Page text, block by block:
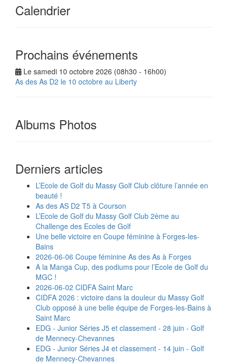
Calendrier
Prochains événements
Le samedi 10 octobre 2026 (08h30 - 16h00)
As des As D2 le 10 octobre au Liberty
Albums Photos
Derniers articles
L’Ecole de Golf du Massy Golf Club clôture l’année en
beauté !
As des AS D2 T5 à Courson
L’Ecole de Golf du Massy Golf Club 2ème au
Challenge des Ecoles de Golf
Une belle victoire en Coupe féminine à Forges-les-
Bains
2026-06-06 Coupe féminine As des As à Forges
A la Manga Cup, des podiums pour l’Ecole de Golf du
MGC !
2026-06-02 CIDFA Saint Marc
CIDFA 2026 : victoire dans la douleur du Massy Golf
Club opposé à une belle équipe de Forges-les-Bains à
Saint Marc
EDG - Junior Séries J5 et classement - 28 juin - Golf
de Mennecy-Chevannes
EDG - Junior Séries J4 et classement - 14 juin - Golf
de Mennecy-Chevannes